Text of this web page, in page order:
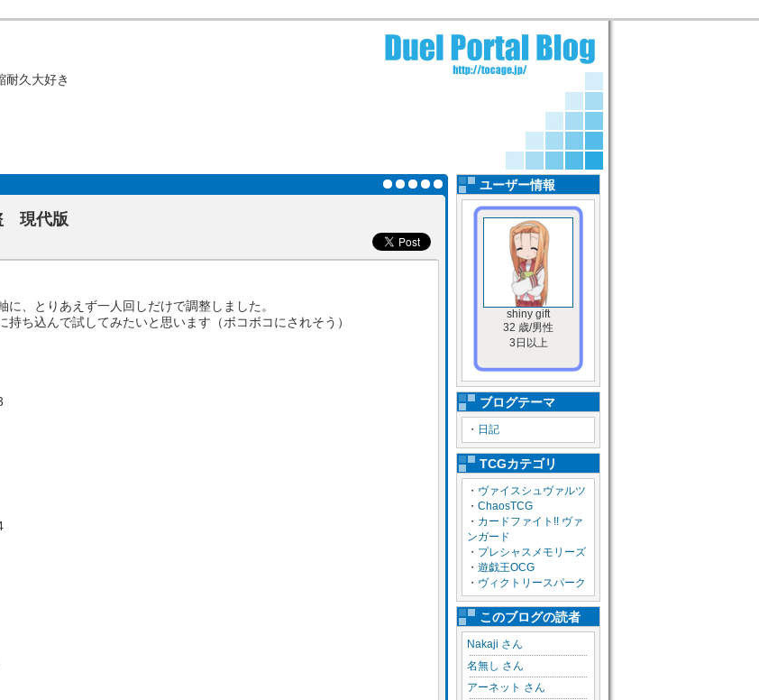
久大好き
ユーザー情報
shiny gift
32 歳/男性
3日以上
ブログテーマ
・ 日記
TCGカテゴリ
・ ヴァイスシュヴァルツ
・ ChaosTCG
・ カードファイト!! ヴァ
ンガード
・ プレシャスメモリーズ
・ 遊戯王OCG
・ ヴィクトリースパーク
このブログの読者
Nakaji さん
名無し さん
アーネット さん
現代版
に、とりあえず一人回しだけで調整しました。
持ち込んで試してみたいと思います（ボコボコにされそう）